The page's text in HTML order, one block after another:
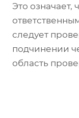
Это означает,
следует
подчинении
область